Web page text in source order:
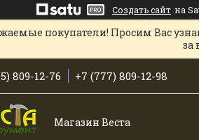
Создать сайт на
покупатели! Просим Вас
за
809-12-76 +7 (777) 809-12-98
Магазин Веста